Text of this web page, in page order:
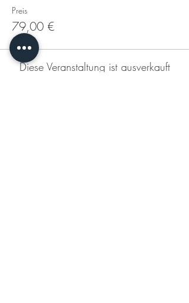
Preis
79,00 €
Diese Veranstaltung ist ausverkauft